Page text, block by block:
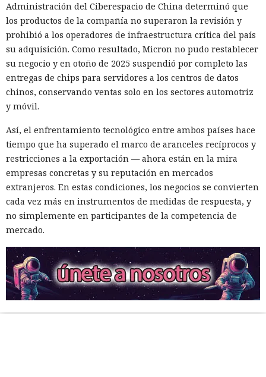
Administración del Ciberespacio de China determinó que
los productos de la compañía no superaron la revisión y
prohibió a los operadores de infraestructura crítica del país
su adquisición. Como resultado, Micron no pudo restablecer
su negocio y en otoño de 2025 suspendió por completo las
entregas de chips para servidores a los centros de datos
chinos, conservando ventas solo en los sectores automotriz
y móvil.
Así, el enfrentamiento tecnológico entre ambos países hace
tiempo que ha superado el marco de aranceles recíprocos y
restricciones a la exportación — ahora están en la mira
empresas concretas y su reputación en mercados
extranjeros. En estas condiciones, los negocios se convierten
cada vez más en instrumentos de medidas de respuesta, y
no simplemente en participantes de la competencia de
mercado.